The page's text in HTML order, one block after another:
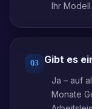
Ihr
Q3 Gibt es
Ja – auf
Monate